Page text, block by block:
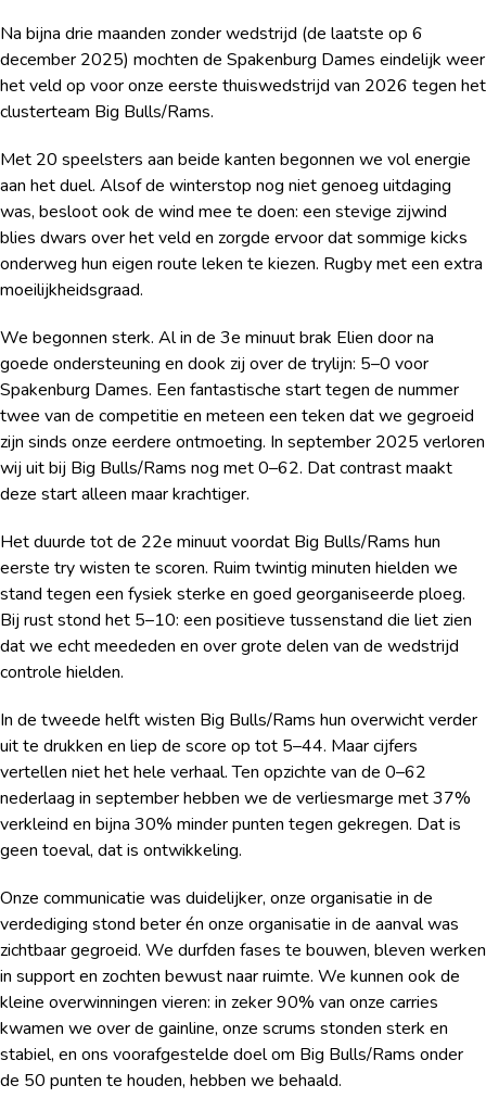
Na bijna drie maanden zonder wedstrijd (de laatste op 6
december 2025) mochten de Spakenburg Dames eindelijk weer
het veld op voor onze eerste thuiswedstrijd van 2026 tegen het
clusterteam Big Bulls/Rams.
Met 20 speelsters aan beide kanten begonnen we vol energie
aan het duel. Alsof de winterstop nog niet genoeg uitdaging
was, besloot ook de wind mee te doen: een stevige zijwind
blies dwars over het veld en zorgde ervoor dat sommige kicks
onderweg hun eigen route leken te kiezen. Rugby met een extra
moeilijkheidsgraad.
We begonnen sterk. Al in de 3e minuut brak Elien door na
goede ondersteuning en dook zij over de trylijn: 5–0 voor
Spakenburg Dames. Een fantastische start tegen de nummer
twee van de competitie en meteen een teken dat we gegroeid
zijn sinds onze eerdere ontmoeting. In september 2025 verloren
wij uit bij Big Bulls/Rams nog met 0–62. Dat contrast maakt
deze start alleen maar krachtiger.
Het duurde tot de 22e minuut voordat Big Bulls/Rams hun
eerste try wisten te scoren. Ruim twintig minuten hielden we
stand tegen een fysiek sterke en goed georganiseerde ploeg.
Bij rust stond het 5–10: een positieve tussenstand die liet zien
dat we echt meededen en over grote delen van de wedstrijd
controle hielden.
In de tweede helft wisten Big Bulls/Rams hun overwicht verder
uit te drukken en liep de score op tot 5–44. Maar cijfers
vertellen niet het hele verhaal. Ten opzichte van de 0–62
nederlaag in september hebben we de verliesmarge met 37%
verkleind en bijna 30% minder punten tegen gekregen. Dat is
geen toeval, dat is ontwikkeling.
Onze communicatie was duidelijker, onze organisatie in de
verdediging stond beter én onze organisatie in de aanval was
zichtbaar gegroeid. We durfden fases te bouwen, bleven werken
in support en zochten bewust naar ruimte. We kunnen ook de
kleine overwinningen vieren: in zeker 90% van onze carries
kwamen we over de gainline, onze scrums stonden sterk en
stabiel, en ons voorafgestelde doel om Big Bulls/Rams onder
de 50 punten te houden, hebben we behaald.